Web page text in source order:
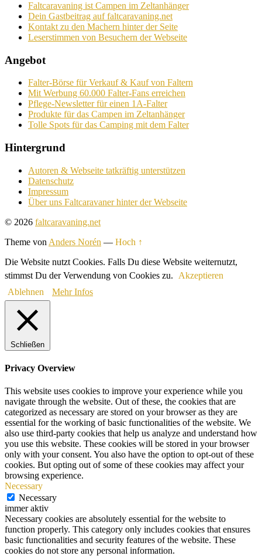
Faltcaravaning ist Campen im Zeltanhänger
Dein Gastbeitrag auf faltcaravaning.net
Kontakt zu den Machern hinter der Seite
Leserstimmen von Besuchern der Webseite
Angebot
Falter-Börse für Verkauf & Kauf von Faltern
Mit Werbung 60.000 Falter-Fans erreichen
Pflege-Newsletter für einen 1A-Falter
Produkte für das Campen im Zeltanhänger
Tolle Spots für das Camping mit dem Falter
Hintergrund
Autoren & Webseite tatkräftig unterstützen
Datenschutz
Impressum
Über uns Faltcaravaner hinter der Webseite
© 2026 faltcaravaning.net
Theme von Anders Norén — Hoch ↑
Die Website nutzt Cookies. Falls Du diese Website weiternutzt,
stimmst Du der Verwendung von Cookies zu.
Akzeptieren
Ablehnen
Mehr Infos
Schließen
Privacy Overview
This website uses cookies to improve your experience while you
navigate through the website. Out of these, the cookies that are
categorized as necessary are stored on your browser as they are
essential for the working of basic functionalities of the website. We
also use third-party cookies that help us analyze and understand how
you use this website. These cookies will be stored in your browser
only with your consent. You also have the option to opt-out of these
cookies. But opting out of some of these cookies may affect your
browsing experience.
Necessary
Necessary
immer aktiv
Necessary cookies are absolutely essential for the website to
function properly. This category only includes cookies that ensures
basic functionalities and security features of the website. These
cookies do not store any personal information.